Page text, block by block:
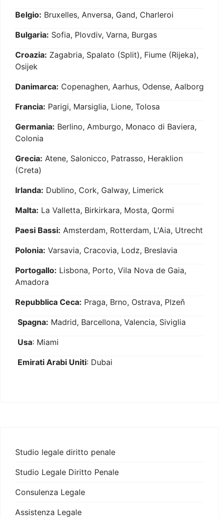
Belgio: Bruxelles, Anversa, Gand, Charleroi
Bulgaria: Sofia, Plovdiv, Varna, Burgas
Croazia: Zagabria, Spalato (Split), Fiume (Rijeka),
Osijek
Danimarca: Copenaghen, Aarhus, Odense, Aalborg
Francia: Parigi, Marsiglia, Lione, Tolosa
Germania: Berlino, Amburgo, Monaco di Baviera,
Colonia
Grecia: Atene, Salonicco, Patrasso, Heraklion
(Creta)
Irlanda: Dublino, Cork, Galway, Limerick
Malta: La Valletta, Birkirkara, Mosta, Qormi
Paesi Bassi: Amsterdam, Rotterdam, L'Aia, Utrecht
Polonia: Varsavia, Cracovia, Lodz, Breslavia
Portogallo: Lisbona, Porto, Vila Nova de Gaia,
Amadora
Repubblica Ceca: Praga, Brno, Ostrava, Plzeň
Spagna: Madrid, Barcellona, Valencia, Siviglia
Usa: Miami
Emirati Arabi Uniti: Dubai
Studio legale diritto penale
Studio Legale Diritto Penale
Consulenza Legale
Assistenza Legale